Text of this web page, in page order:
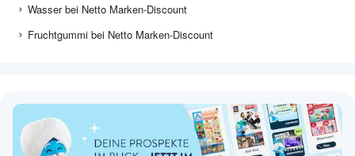
Wasser bei Netto Marken-Discount
Fruchtgummi bei Netto Marken-Discount